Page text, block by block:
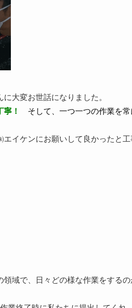
大変お世話になりました。
寧！ そして、 一つ一つの作業を
イケンにお願いして良かったと工
域で、日々どの様な作業をする